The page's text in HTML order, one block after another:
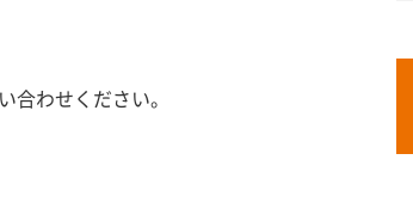
合わせください。